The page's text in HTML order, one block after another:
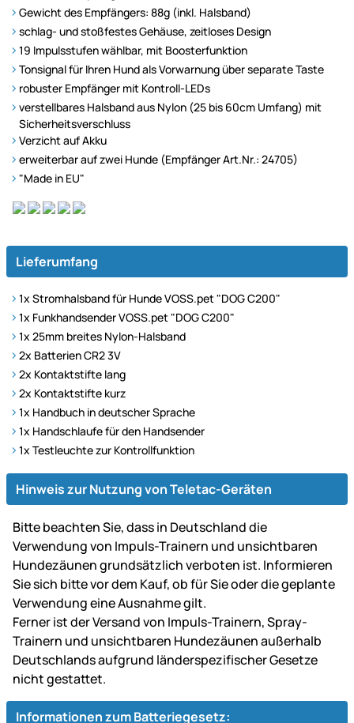
Gewicht des Empfängers: 88g (inkl. Halsband)
schlag- und stoßfestes Gehäuse, zeitloses Design
19 Impulsstufen wählbar, mit Boosterfunktion
Tonsignal für Ihren Hund als Vorwarnung über separate Taste
robuster Empfänger mit Kontroll-LEDs
verstellbares Halsband aus Nylon (25 bis 60cm Umfang) mit
Sicherheitsverschluss
Verzicht auf Akku
erweiterbar auf zwei Hunde (Empfänger Art.Nr.: 24705)
"Made in EU"
Lieferumfang
1x Stromhalsband für Hunde VOSS.pet "DOG C200"
1x Funkhandsender VOSS.pet "DOG C200"
1x 25mm breites Nylon-Halsband
2x Batterien CR2 3V
2x Kontaktstifte lang
2x Kontaktstifte kurz
1x Handbuch in deutscher Sprache
1x Handschlaufe für den Handsender
1x Testleuchte zur Kontrollfunktion
Hinweis zur Nutzung von Teletac-Geräten
Bitte beachten Sie, dass in Deutschland die
Verwendung von Impuls-Trainern und unsichtbaren
Hundezäunen grundsätzlich verboten ist. Informieren
Sie sich bitte vor dem Kauf, ob für Sie oder die geplante
Verwendung eine Ausnahme gilt.
Ferner ist der Versand von Impuls-Trainern, Spray-
Trainern und unsichtbaren Hundezäunen außerhalb
Deutschlands aufgrund länderspezifischer Gesetze
nicht gestattet.
Informationen zum Batteriegesetz: